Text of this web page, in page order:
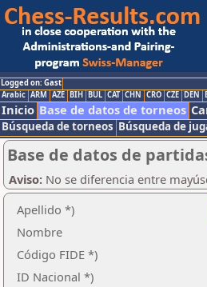
Logged on: Gast
Arabic ARM AZE BIH BUL CAT CHN CRO CZE DEN
Inicio Base de datos de torneos
Búsqueda de torneos Búsqueda de
Base de datos de
Aviso: No se diferencia entre
Apellido *)
Nombre
Código FIDE *)
ID Nacional *)